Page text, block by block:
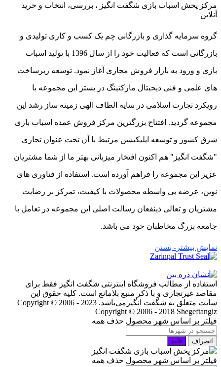
مرکز پخش اسباب بازی شگفت انگیز ، بررسی، انتخاب و خرید
آنلاین
گروه سرمایه گذاری و بازرگانی چم یک کسب و کاری تولیدی و
بازرگانی است که فعالیت خود را از سال 1396 با تولید اسباب
بازی و ورود به بازار فروش مجازی آغاز نمود. توسعه زیرساخت
های علمی و فنی دیجیتال مارکتینگ در بستر این مجموعه با
رویکرد تجارت اسلامی در سایه الطاف الهی زمینه ساز رشد این
مجموعه گردید. افتتاح بزرگترین مرکز فروش عمده اسباب بازی
شرق کشور و توسعه اپلیکیشن مرتبط با آن تحت عنوان تجاری
"شگفت انگیز" هم اکنون افتخار میزبانی بهتر ما از شما مشتریان
عزیز این مجموعه را فراهم آورده است. استفاده از فناوری های
نوین، عرضه بی واسطه محصولات با کیفیت، تمرکز بر رضایت
مشتریان و تعالی ذینفعان رسالت اصلی این مجموعه در تعامل با
جامعه بزرگ مخاطبان خود می باشد.
نمایش بیشتر - بستن
استفاده از مطالب فروشگاه اینترنتی شگفت انگیز فقط برای
مقاصد غیرتجاری و با ذکر منبع بلامانع است. کلیه حقوق این
سایت متعلق به شگفت انگیزمی‌باشد. Copyright © 2006 - 2023
Copyright © 2006 - 2018 Shegeftangiz
فیلتر بر اساس شهر محصول حذف همه
انصراف تایید
فیلتر بر اساس شهر محصول حذف همه